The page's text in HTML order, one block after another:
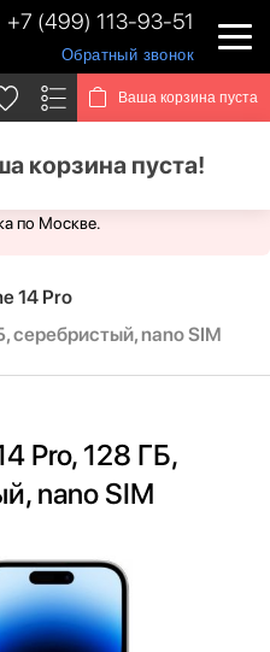
+7 (499) 113-93-51
Обратный звонок
Ваша корзина пуста
корзина пуста!
Для Вас доступен
по Москве.
14 Pro
серебристый, nano SIM
Pro, 128 ГБ,
nano SIM